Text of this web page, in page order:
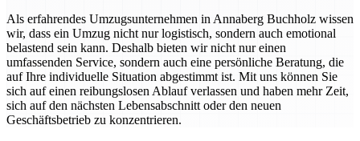
Als erfahrendes Umzugsunternehmen in Annaberg Buchholz wissen
wir, dass ein Umzug nicht nur logistisch, sondern auch emotional
belastend sein kann. Deshalb bieten wir nicht nur einen
umfassenden Service, sondern auch eine persönliche Beratung, die
auf Ihre individuelle Situation abgestimmt ist. Mit uns können Sie
sich auf einen reibungslosen Ablauf verlassen und haben mehr Zeit,
sich auf den nächsten Lebensabschnitt oder den neuen
Geschäftsbetrieb zu konzentrieren.